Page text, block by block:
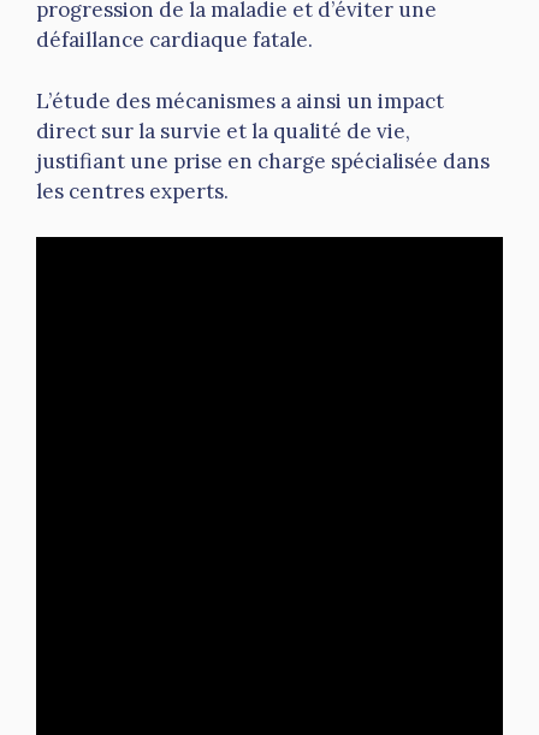
progression de la maladie et d’éviter une
défaillance cardiaque fatale.
L’étude des mécanismes a ainsi un impact
direct sur la survie et la qualité de vie,
justifiant une prise en charge spécialisée dans
les centres experts.